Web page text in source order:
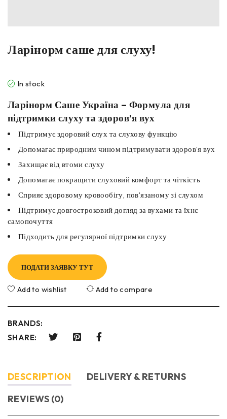
Ларінорм саше для слуху!
In stock
Ларінорм Саше Україна – Формула для
підтримки слуху та здоров’я вух
Підтримує здоровий слух та слухову функцію
Допомагає природним чином підтримувати здоров’я вух
Захищає від втоми слуху
Допомагає покращити слуховий комфорт та чіткість
Сприяє здоровому кровообігу, пов’язаному зі слухом
Підтримує довгостроковий догляд за вухами та їхнє
самопочуття
Підходить для регулярної підтримки слуху
ПОДАТИ ЗАЯВКУ ТУТ
Add to wishlist Add to compare
BRANDS:
SHARE:
DESCRIPTION
DELIVERY & RETURNS
REVIEWS (0)